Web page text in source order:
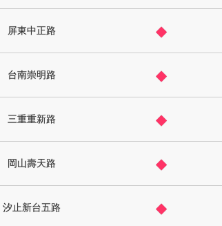
屏東中正路 ◆
台南崇明路 ◆
三重重新路 ◆
岡山壽天路 ◆
汐止新台五路 ◆